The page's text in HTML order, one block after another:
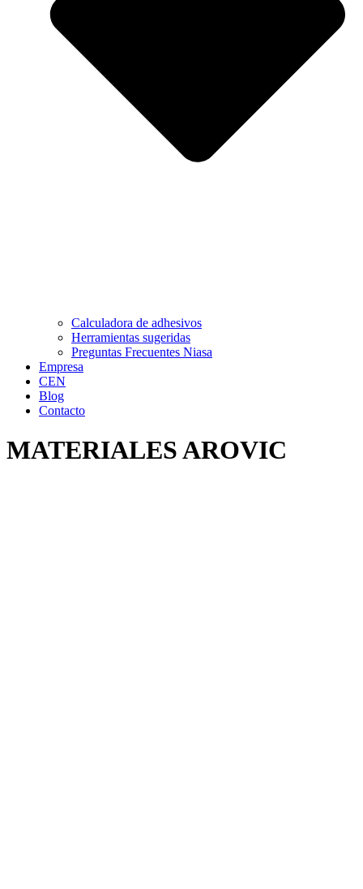
Calculadora de adhesivos
Herramientas sugeridas
Preguntas Frecuentes Niasa
Empresa
CEN
Blog
Contacto
MATERIALES AROVIC